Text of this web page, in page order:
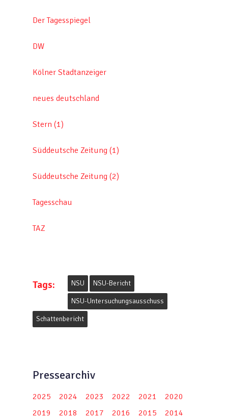
Der Tagesspiegel
DW
Kölner Stadtanzeiger
neues deutschland
Stern (1)
Süddeutsche Zeitung (1)
Süddeutsche Zeitung (2)
Tagesschau
TAZ
Tags: NSU NSU-Bericht
NSU-Untersuchungsausschuss
Schattenbericht
Pressearchiv
2025 2024 2023 2022 2021
2020
2019
2018 2017 2016 2015
2014